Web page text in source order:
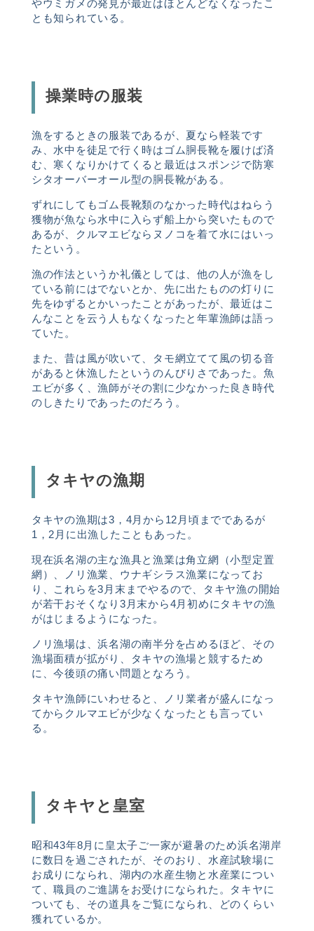
やウミガメの発見が最近はほとんどなくなったこ
とも知られている。
操業時の服装
漁をするときの服装であるが、夏なら軽装です
み、水中を徒足で行く時はゴム胴長靴を履けば済
む、寒くなりかけてくると最近はスポンジで防寒
シタオーバーオール型の胴長靴がある。
ずれにしてもゴム長靴類のなかった時代はねらう
獲物が魚なら水中に入らず船上から突いたもので
あるが、クルマエビならヌノコを着て水にはいっ
たという。
漁の作法というか礼儀としては、他の人が漁をし
ている前にはでないとか、先に出たものの灯りに
先をゆずるとかいったことがあったが、最近はこ
んなことを云う人もなくなったと年輩漁師は語っ
ていた。
また、昔は風が吹いて、タモ網立てて風の切る音
があると休漁したというのんびりさであった。魚
エビが多く、漁師がその割に少なかった良き時代
のしきたりであったのだろう。
タキヤの漁期
タキヤの漁期は3，4月から12月頃までであるが
1，2月に出漁したこともあった。
現在浜名湖の主な漁具と漁業は角立網（小型定置
網）、ノリ漁業、ウナギシラス漁業になってお
り、これらを3月末までやるので、タキヤ漁の開始
が若干おそくなり3月末から4月初めにタキヤの漁
がはじまるようになった。
ノリ漁場は、浜名湖の南半分を占めるほど、その
漁場面積が拡がり、タキヤの漁場と競するため
に、今後頭の痛い問題となろう。
タキヤ漁師にいわせると、ノリ業者が盛んになっ
てからクルマエビが少なくなったとも言ってい
る。
タキヤと皇室
昭和43年8月に皇太子ご一家が避暑のため浜名湖岸
に数日を過ごされたが、そのおり、水産試験場に
お成りになられ、湖内の水産生物と水産業につい
て、職員のご進講をお受けになられた。タキヤに
ついても、その道具をご覧になられ、どのくらい
獲れているか。